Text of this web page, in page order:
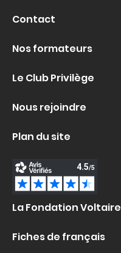
Contact
Nos formateurs
Le Club Privilège
Nous rejoindre
Plan du site
La Fondation Voltaire
Fiches de français